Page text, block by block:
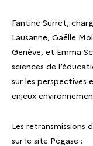
Fantine Surret,
Lausanne, Gaëlle
Genève, et Emma
sciences de
sur les
enjeux
Les retransmissions
sur le site Pégase :